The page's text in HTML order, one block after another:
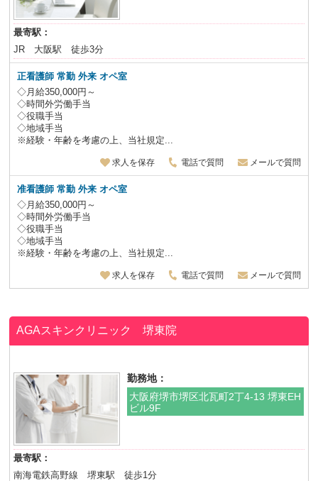
最寄駅：
JR 大阪駅 徒歩3分
正看護師 常勤 外来 オペ室
◇月給350,000円～
◇時間外労働手当
◇役職手当
◇地域手当
※経験・年齢を考慮の上、当社規定...
求人を保存 電話で質問 メールで質問
准看護師 常勤 外来 オペ室
◇月給350,000円～
◇時間外労働手当
◇役職手当
◇地域手当
※経験・年齢を考慮の上、当社規定...
求人を保存 電話で質問 メールで質問
AGAスキンクリニック 堺東院
勤務地：
大阪府堺市堺区北瓦町2丁4-13 堺東EH
ビル9F
最寄駅：
南海電鉄高野線 堺東駅 徒歩1分